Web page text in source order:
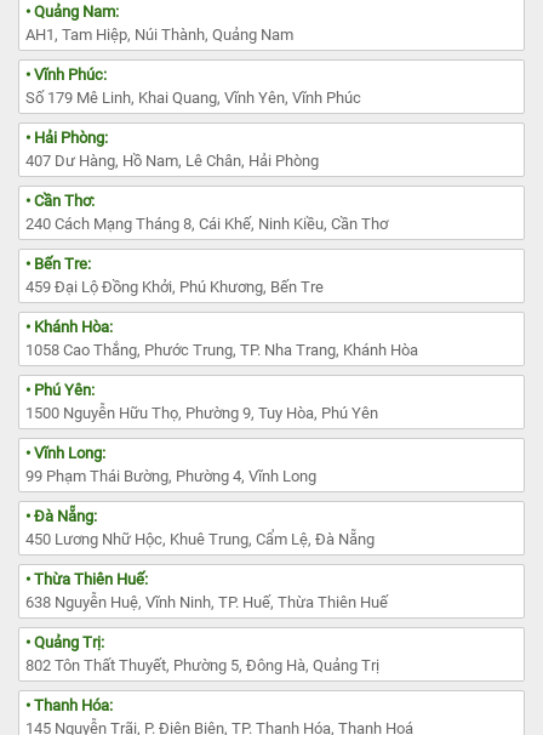
• Quảng Nam:
AH1, Tam Hiệp, Núi Thành, Quảng Nam
• Vĩnh Phúc:
Số 179 Mê Linh, Khai Quang, Vĩnh Yên, Vĩnh Phúc
• Hải Phòng:
407 Dư Hàng, Hồ Nam, Lê Chân, Hải Phòng
• Cần Thơ:
240 Cách Mạng Tháng 8, Cái Khế, Ninh Kiều, Cần Thơ
• Bến Tre:
459 Đại Lộ Đồng Khởi, Phú Khương, Bến Tre
• Khánh Hòa:
1058 Cao Thắng, Phước Trung, TP. Nha Trang, Khánh Hòa
• Phú Yên:
1500 Nguyễn Hữu Thọ, Phường 9, Tuy Hòa, Phú Yên
• Vĩnh Long:
99 Phạm Thái Bường, Phường 4, Vĩnh Long
• Đà Nẵng:
450 Lương Nhữ Hộc, Khuê Trung, Cẩm Lệ, Đà Nẵng
• Thừa Thiên Huế:
638 Nguyễn Huệ, Vĩnh Ninh, TP. Huế, Thừa Thiên Huế
• Quảng Trị:
802 Tôn Thất Thuyết, Phường 5, Đông Hà, Quảng Trị
• Thanh Hóa:
145 Nguyễn Trãi, P. Điện Biên, TP. Thanh Hóa, Thanh Hoá